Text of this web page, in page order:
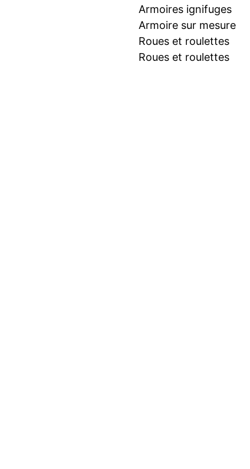
Armoires ignifuges
Armoire sur mesure
Roues et roulettes
Roues et roulettes